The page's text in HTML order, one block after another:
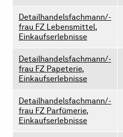
Detailhandelsfachmann/-
frau FZ Lebensmittel,
Einkaufserlebnisse
Detailhandelsfachmann/-
frau FZ Papeterie,
Einkaufserlebnisse
Detailhandelsfachmann/-
frau FZ Parfümerie,
Einkaufserlebnisse